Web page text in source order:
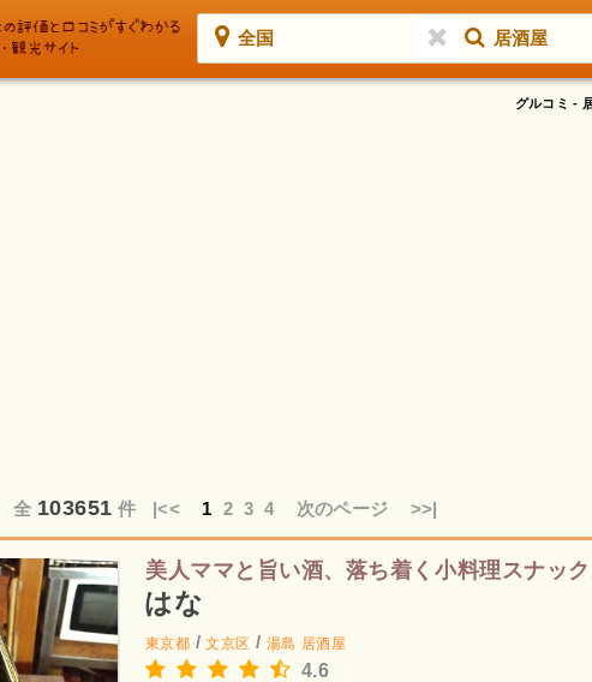
全国 居酒屋
グルコミ -
全 103651 件 |<< 1 2 3 4 次のページ >>|
美人ママと旨い酒、落ち着く小料理スナック
はな
東京都 /文京区 / 湯島 居酒屋
4.6